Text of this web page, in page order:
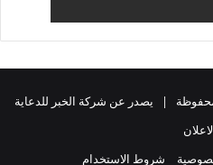
الحقوق محفوظة | يصدر عن شركة الخبر للدعاية
شروط الاستخدام